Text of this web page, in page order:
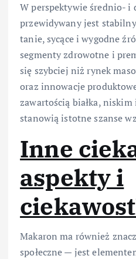
W perspektywie średnio- i
przewidywany jest
tanie, sycące i wygodne
segmenty zdrowotne i
się szybciej niż rynek
oraz innowacje
zawartością białka,
stanowią istotne szanse
Inne
aspekty i
Makaron ma również
społeczne — jest